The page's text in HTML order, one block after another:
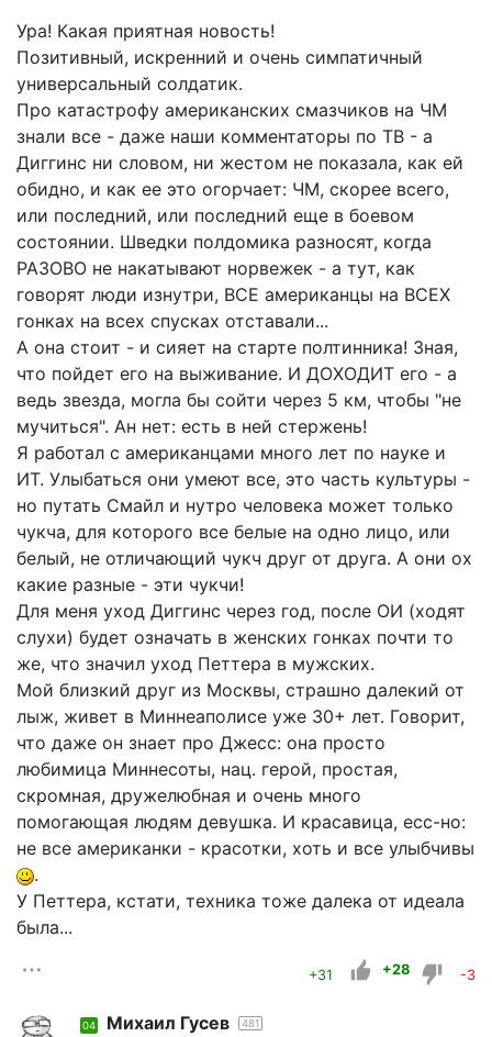
Ура! Какая приятная новость!
Позитивный, искренний и очень симпатичный
универсальный солдатик.
Про катастрофу американских смазчиков на ЧМ
знали все - даже наши комментаторы по ТВ - а
Диггинс ни словом, ни жестом не показала, как ей
обидно, и как ее это огорчает: ЧМ, скорее всего,
или последний, или последний еще в боевом
состоянии. Шведки полдомика разносят, когда
РАЗОВО не накатывают норвежек - а тут, как
говорят люди изнутри, ВСЕ американцы на ВСЕХ
гонках на всех спусках отставали...
А она стоит - и сияет на старте полтинника! Зная,
что пойдет его на выживание. И ДОХОДИТ его - а
ведь звезда, могла бы сойти через 5 км, чтобы "не
мучиться". Ан нет: есть в ней стержень!
Я работал с американцами много лет по науке и
ИТ. Улыбаться они умеют все, это часть культуры -
но путать Смайл и нутро человека может только
чукча, для которого все белые на одно лицо, или
белый, не отличающий чукч друг от друга. А они ох
какие разные - эти чукчи!
Для меня уход Диггинс через год, после ОИ (ходят
слухи) будет означать в женских гонках почти то
же, что значил уход Петтера в мужских.
Мой близкий друг из Москвы, страшно далекий от
лыж, живет в Миннеаполисе уже 30+ лет. Говорит,
что даже он знает про Джесс: она просто
любимица Миннесоты, нац. герой, простая,
скромная, дружелюбная и очень много
помогающая людям девушка. И красавица, есс-но:
не все американки - красотки, хоть и все улыбчивы
.
У Петтера, кстати, техника тоже далека от идеала
была...
+31 +28 -3
04 Михаил Гусев 481